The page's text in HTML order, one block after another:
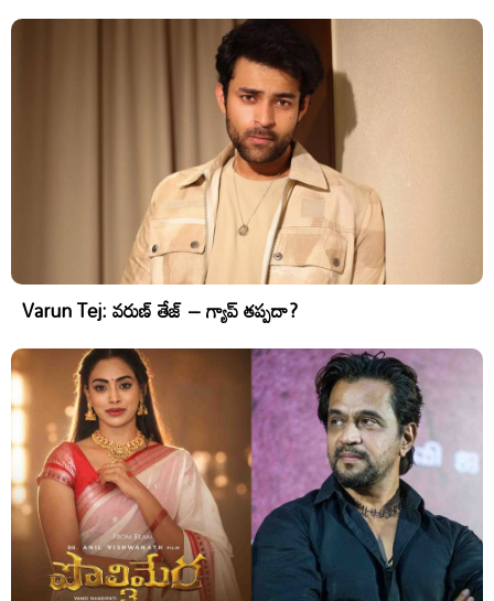
Varun Tej: వరుణ్ తేజ్ – గ్యాప్ తప్పదా?